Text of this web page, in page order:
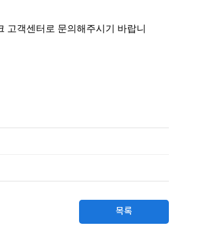
고객센터로 문의해주시기 바랍니
목록